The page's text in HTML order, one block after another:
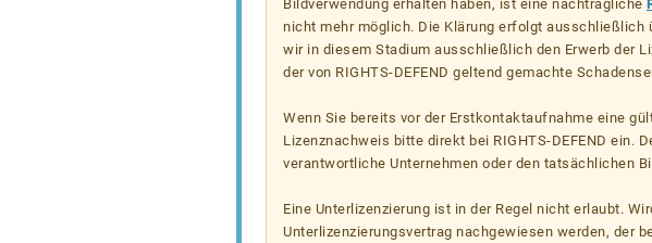
Bildverwendung erhalten haben, ist eine nachträgliche
nicht mehr möglich. Die Klärung erfolgt ausschließlich
wir in diesem Stadium ausschließlich den Erwerb der
der von RIGHTS-DEFEND geltend gemachte
Wenn Sie bereits vor der Erstkontaktaufnahme eine
Lizenznachweis bitte direkt bei RIGHTS-DEFEND ein.
verantwortliche Unternehmen oder den tatsächlichen
Eine Unterlizenzierung ist in der Regel nicht erlaubt.
Unterlizenzierungsvertrag nachgewiesen werden, der